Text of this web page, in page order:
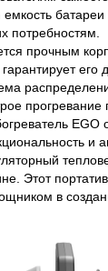
батареи
потребностям.
прочным
его
прогревание
и
Этот
в